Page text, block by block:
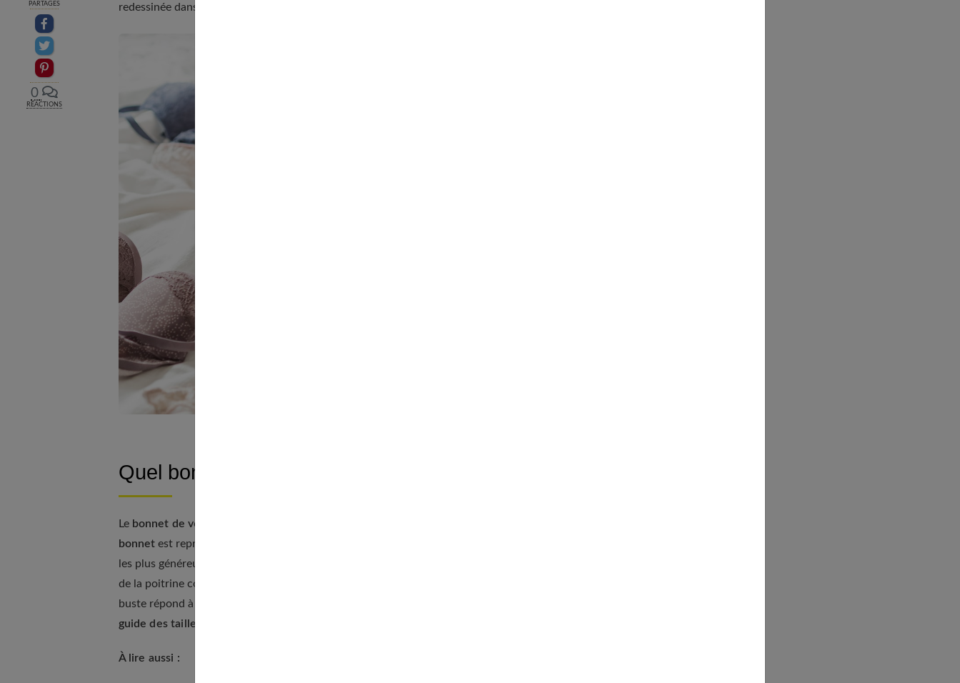
PARTAGES
Partager sur facebook
Partager sur Twitter
Epingler sur Pinterest
0
RÉACTIONS
redessinée dans un joli décolleté pigeonnant !
Quel bonnet de soutien gorge choisir ?
Le bonnet de votre soutien-gorge
bonnet est représenté par des lettres, A pour la plus petite taille, jusqu’au bonnet G pour les poitrines
les plus généreuses. Chaque lettre évoque le tour de poitrine et est suivie du tour de buste. La mesure
de la poitrine correspond à la circonférence incluant les pointes de vos mamelons, tandis que celle du
buste répond à la mesure à la base de vos seins. Il vous suffit ensuite de reporter vos prises selon
guide des tailles
À lire aussi :